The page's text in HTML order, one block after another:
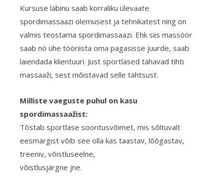
Kursuse läbinu saab korraliku ülevaate
spordimassaazi olemusest ja tehnikatest ning on
valmis teostama spordimassaazi. Ehk siis massöör
saab nö ühe tööriista oma pagasisse juurde, saab
laiendada klientuuri. Just sportlased tahavad tihti
massaaži, sest mõistavad selle tähtsust.
Milliste vaeguste puhul on kasu
spordimassaažist:
Tõstab sportlase sooritusvõimet, mis sõltuvalt
eesmärgist võib see olla kas taastav, lõõgastav,
treeniv, võistluseelne,
võistlusjärgne jne.